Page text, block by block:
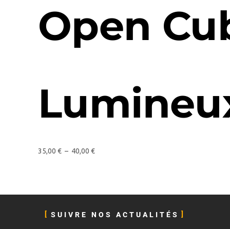
Open
35,00 € – 40,00 €
SUIVRE NOS ACTUALITÉS